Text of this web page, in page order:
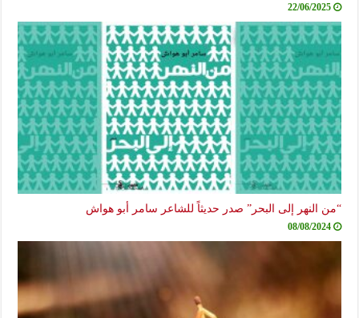
22/06/2025
“من النهر إلى البحر” صدر حديثاً للشاعر سامر أبو هواش
08/08/2024